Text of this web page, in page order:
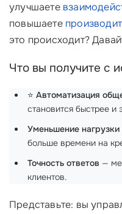
улучшаете
повышаете
это происходит?
Что вы получите с
⭐ Автоматизация
становится быстрее и
Уменьшение нагрузки
больше времени на
Точность ответов —
клиентов.
Представьте: вы